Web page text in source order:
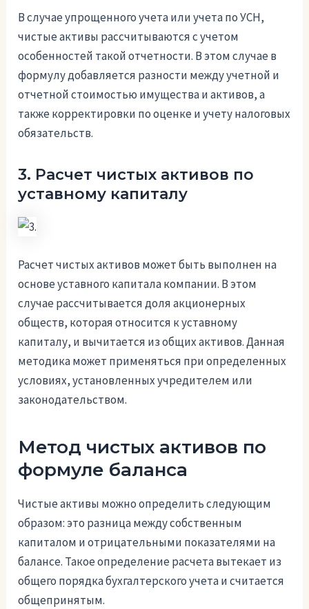
В случае упрощенного учета или учета по УСН,
чистые активы рассчитываются с учетом
особенностей такой отчетности. В этом случае в
формулу добавляется разности между учетной и
отчетной стоимостью имущества и активов, а
также корректировки по оценке и учету налоговых
обязательств.
3. Расчет чистых активов по
уставному капиталу
Расчет чистых активов может быть выполнен на
основе уставного капитала компании. В этом
случае рассчитывается доля акционерных
обществ, которая относится к уставному
капиталу, и вычитается из общих активов. Данная
методика может применяться при определенных
условиях, установленных учредителем или
законодательством.
Метод чистых активов по
формуле баланса
Чистые активы можно определить следующим
образом: это разница между собственным
капиталом и отрицательными показателями на
балансе. Такое определение расчета вытекает из
общего порядка бухгалтерского учета и считается
общепринятым.